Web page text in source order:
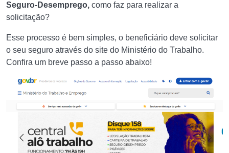
Seguro-Desemprego, como faz para realizar a
solicitação?
Esse processo é bem simples, o beneficiário deve solicitar
o seu seguro através do site do Ministério do Trabalho.
Confira um breve passo a passo abaixo!